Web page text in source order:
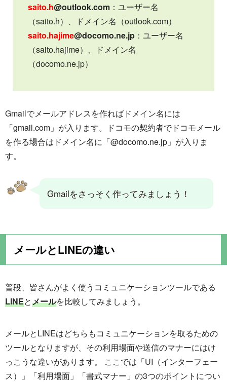
saito.h@outlook.com：ユーザー名
（saito.h）、ドメイン名（outlook.com）
saito.hajime@docomo.ne.jp：ユーザー名
（saito.hajime）、ドメイン名
（docomo.ne.jp）
Gmailでメールアドレスを作ればドメイン名には
「gmail.com」が入ります。ドコモの契約者でドコモメール
を作る場合はドメイン名に「@docomo.ne.jp」が入りま
す。
Gmailをさっそく作ってみましょう！
メールとLINEの違い
普段、皆さんがよく使うコミュニケーションツールである
LINEとメールを比較してみましょう。
メールとLINEはどちらもコミュニケーションを取るための
ツールとなりますが、その利用場面や送信のマナーにはけ
っこうな違いがあります。 ここでは「UI（インターフェー
ス）」「利用場面」「書式マナー」の3つのポイントについ